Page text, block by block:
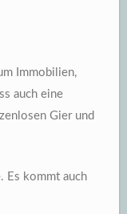
Immobilien,
auch eine
Gier und
Es kommt auch